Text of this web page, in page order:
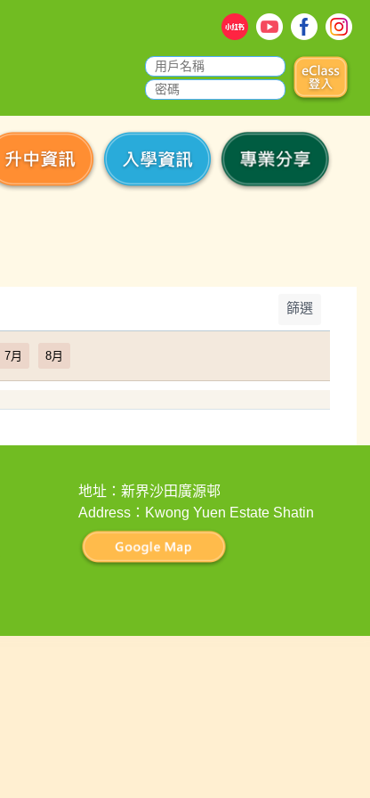
篩選
7月 8月
地址：新界沙田廣源邨
Address：Kwong Yuen Estate Shatin